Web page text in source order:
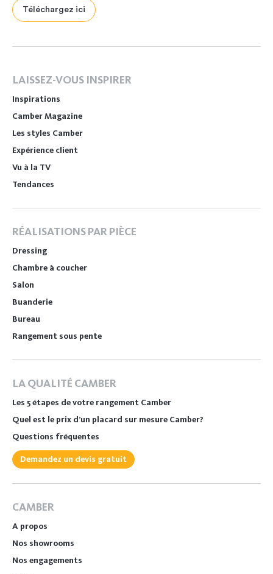
Téléchargez ici
LAISSEZ-VOUS INSPIRER
Inspirations
Camber Magazine
Les styles Camber
Expérience client
Vu à la TV
Tendances
RÉALISATIONS PAR PIÈCE
Dressing
Chambre à coucher
Salon
Buanderie
Bureau
Rangement sous pente
LA QUALITÉ CAMBER
Les 5 étapes de votre rangement Camber
Quel est le prix d’un placard sur mesure Camber?
Questions fréquentes
Demandez un devis gratuit
CAMBER
A propos
Nos showrooms
Nos engagements